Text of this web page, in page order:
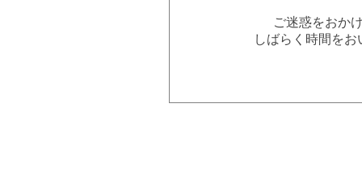
ご迷惑をおか
しばらく時間を